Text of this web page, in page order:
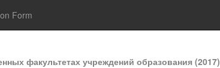
Form
факультетах учреждений образования (2017)